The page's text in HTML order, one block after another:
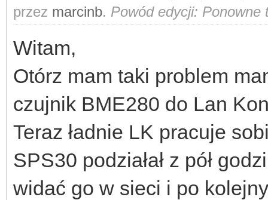
przez marcinb. Powód edycji: Ponowne
Witam,
Otórz mam taki problem
czujnik BME280 do Lan
Teraz ładnie LK pracuje
SPS30 podziałał z pół
widać go w sieci i po